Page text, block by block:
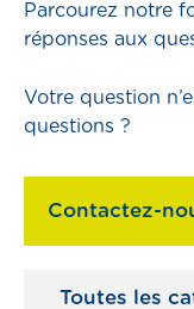
Prendre
Parcourez notre
réponses aux
Votre question
questions ?
Contactez-
Toutes les